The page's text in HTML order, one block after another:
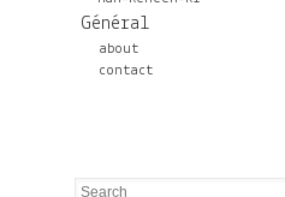
Général
about
contact
Search